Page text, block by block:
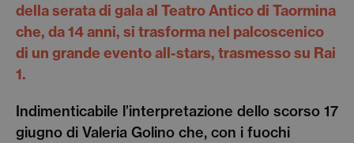
della serata di gala al Teatro Antico di Taormina
che, da 14 anni, si trasforma nel palcoscenico
di un grande evento all-stars, trasmesso su Rai
1.
Indimenticabile l’interpretazione dello scorso 17
giugno di Valeria Golino che, con i fuochi